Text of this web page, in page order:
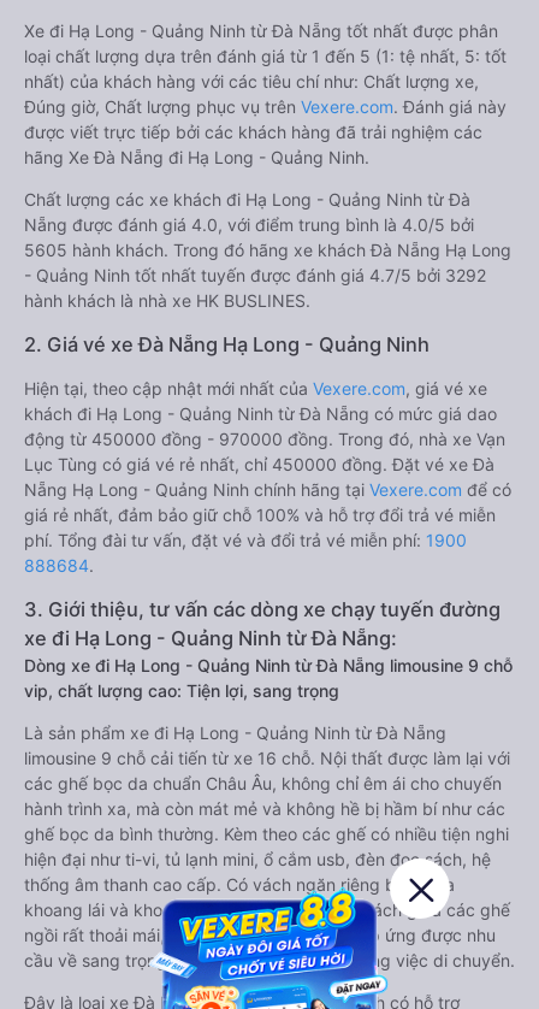
Xe đi Hạ Long - Quảng Ninh từ Đà Nẵng tốt nhất được phân
loại chất lượng dựa trên đánh giá từ 1 đến 5 (1: tệ nhất, 5: tốt
nhất) của khách hàng với các tiêu chí như: Chất lượng xe,
Đúng giờ, Chất lượng phục vụ trên Vexere.com. Đánh giá này
được viết trực tiếp bởi các khách hàng đã trải nghiệm các
hãng Xe Đà Nẵng đi Hạ Long - Quảng Ninh.
Chất lượng các xe khách đi Hạ Long - Quảng Ninh từ Đà
Nẵng được đánh giá 4.0, với điểm trung bình là 4.0/5 bởi
5605 hành khách. Trong đó hãng xe khách Đà Nẵng Hạ Long
- Quảng Ninh tốt nhất tuyến được đánh giá 4.7/5 bởi 3292
hành khách là nhà xe HK BUSLINES.
2. Giá vé xe Đà Nẵng Hạ Long - Quảng Ninh
Hiện tại, theo cập nhật mới nhất của Vexere.com, giá vé xe
khách đi Hạ Long - Quảng Ninh từ Đà Nẵng có mức giá dao
động từ 450000 đồng - 970000 đồng. Trong đó, nhà xe Vạn
Lục Tùng có giá vé rẻ nhất, chỉ 450000 đồng. Đặt vé xe Đà
Nẵng Hạ Long - Quảng Ninh chính hãng tại Vexere.com để có
giá rẻ nhất, đảm bảo giữ chỗ 100% và hỗ trợ đổi trả vé miễn
phí. Tổng đài tư vấn, đặt vé và đổi trả vé miễn phí: 1900
888684.
3. Giới thiệu, tư vấn các dòng xe chạy tuyến đường
xe đi Hạ Long - Quảng Ninh từ Đà Nẵng:
Dòng xe đi Hạ Long - Quảng Ninh từ Đà Nẵng limousine 9 chỗ
vip, chất lượng cao: Tiện lợi, sang trọng
Là sản phẩm xe đi Hạ Long - Quảng Ninh từ Đà Nẵng
limousine 9 chỗ cải tiến từ xe 16 chỗ. Nội thất được làm lại với
các ghế bọc da chuẩn Châu Âu, không chỉ êm ái cho chuyến
hành trình xa, mà còn mát mẻ và không hề bị hầm bí như các
ghế bọc da bình thường. Kèm theo các ghế có nhiều tiện nghi
hiện đại như ti-vi, tủ lạnh mini, ổ cắm usb, đèn đọc sách, hệ
thống âm thanh cao cấp. Có vách ngăn riêng biệt giữa
khoang lái và khoang hành khách. Khoảng cách giữa các ghế
ngồi rất thoải mái, không nhồi nhét. Luôn đáp ứng được nhu
cầu về sang trọng, thoải mái và tiện nghi trong việc di chuyển.
Đây là loại xe Đà Nẵng Hạ Long - Quảng Ninh có hỗ trợ